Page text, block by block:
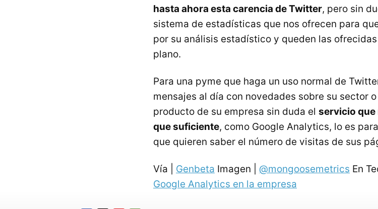
hasta ahora esta carencia de Twitter, pero sin
sistema de estadísticas que nos ofrecen para
por su análisis estadístico y queden las
plano.
Para una pyme que haga un uso normal de
mensajes al día con novedades sobre su sector
producto de su empresa sin duda el servicio que
que suficiente, como Google Analytics, lo es
que quieren saber el número de visitas de sus
Vía | Genbeta Imagen | @mongoosemetrics En
Google Analytics en la empresa